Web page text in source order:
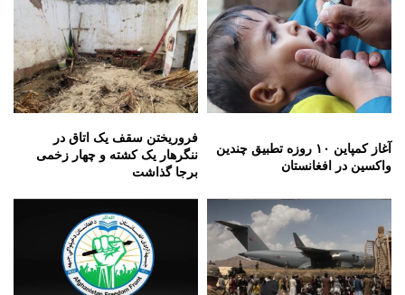
آغاز کمپاین ۱۰ روزه تطبیق چندین
واکسین در افغانستان
فروریختن سقف یک اتاق در
ننگرهار یک کشته و چهار زخمی
برجا گذاشت